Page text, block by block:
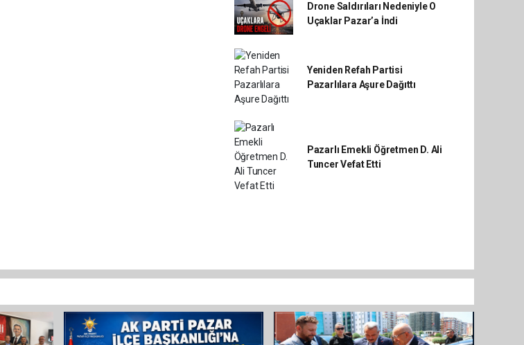
Drone Saldırıları Nedeniyle O
Uçaklar Pazar’a İndi
Yeniden Refah Partisi
Pazarlılara Aşure Dağıttı
Pazarlı Emekli Öğretmen D. Ali
Tuncer Vefat Etti